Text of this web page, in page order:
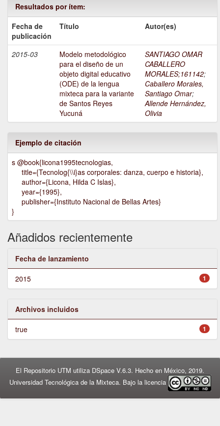
Resultados por ítem:
Fecha de
publicación
Título Autor(es)
2015-03
Modelo metodológico
para el diseño de un
objeto digital educativo
(ODE) de la lengua
mixteca para la variante
de Santos Reyes
Yucuná
SANTIAGO OMAR
CABALLERO
MORALES;161142;
Caballero Morales,
Santiago Omar;
Allende Hernández,
Olivia
Ejemplo de citación
s @book{licona1995tecnologias,
title={Tecnolog{\\i}as corporales: danza, cuerpo e historia},
author={Licona, Hilda C Islas},
year={1995},
publisher={Instituto Nacional de Bellas Artes}
}
Añadidos recientemente
Fecha de lanzamiento
1
2015
Archivos incluidos
1
true
El Repositorio UTM utiliza DSpace V.6.3. Hecho en México, 2019.
Universidad Tecnológica de la Mixteca. Bajo la licencia